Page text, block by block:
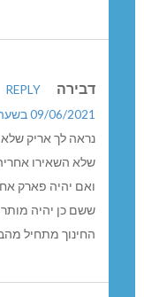
דבירה
REPLY
09/06/2021 בשעה 10:28
נראה לך אריק שלא
שלא השאירו
ואם יהיה פארק
ששם כן יהיה מותר
החינוך מתחיל